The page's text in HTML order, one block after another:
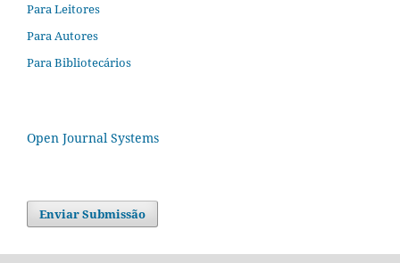
Para Leitores
Para Autores
Para Bibliotecários
Open Journal Systems
Enviar Submissão